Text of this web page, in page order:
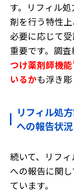
す。リフィル
剤を行う特性
必要に応じて
重要です。調査
つけ薬剤師機
いるかも浮き
リフィル処
への報告状
続いて、リフ
への報告に関
ています。